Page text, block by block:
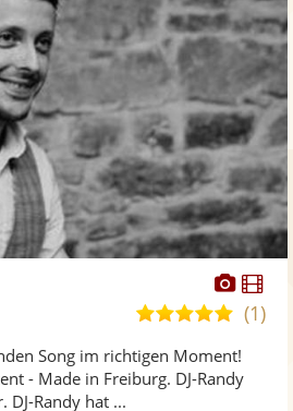
Fotos
5,0
5
Sternen
(1)
Song im richtigen Moment!
- Made in Freiburg. DJ-Randy
DJ-Randy hat ...